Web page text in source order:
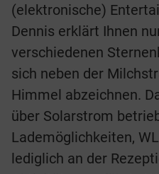
(elektronische)
Dennis erklärt Ihnen
verschiedenen
sich neben der
Himmel abzeichnen.
über Solarstrom
Lademöglichkeiten,
lediglich an der